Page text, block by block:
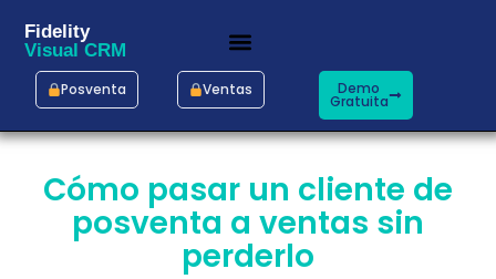
Fidelity
Visual CRM
Posventa Ventas Demo
Gratuita
Cómo pasar un cliente de
posventa a ventas sin
perderlo